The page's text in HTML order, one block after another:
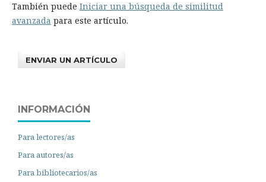
También puede Iniciar una búsqueda de similitud
avanzada para este artículo.
ENVIAR UN ARTÍCULO
INFORMACIÓN
Para lectores/as
Para autores/as
Para bibliotecarios/as